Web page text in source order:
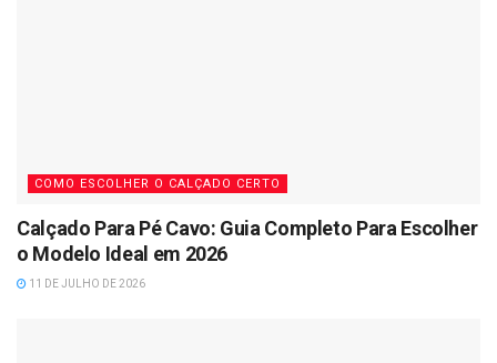
COMO ESCOLHER O CALÇADO CERTO
Calçado Para Pé Cavo: Guia Completo Para Escolher
o Modelo Ideal em 2026
11 DE JULHO DE 2026